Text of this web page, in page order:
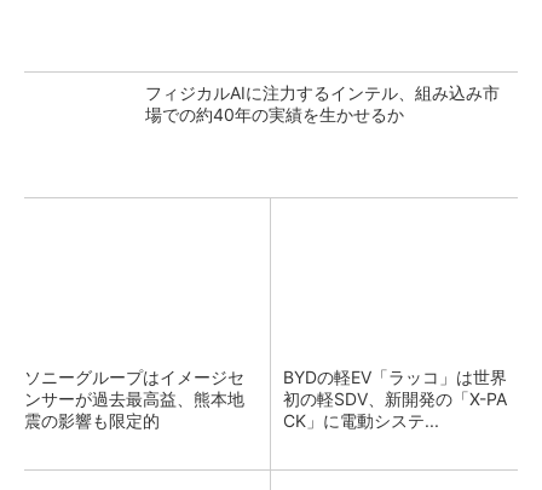
フィジカルAIに注力するインテル、組み込み市
場での約40年の実績を生かせるか
ソニーグループはイメージセ
ンサーが過去最高益、熊本地
震の影響も限定的
BYDの軽EV「ラッコ」は世界
初の軽SDV、新開発の「X-PA
CK」に電動システ...